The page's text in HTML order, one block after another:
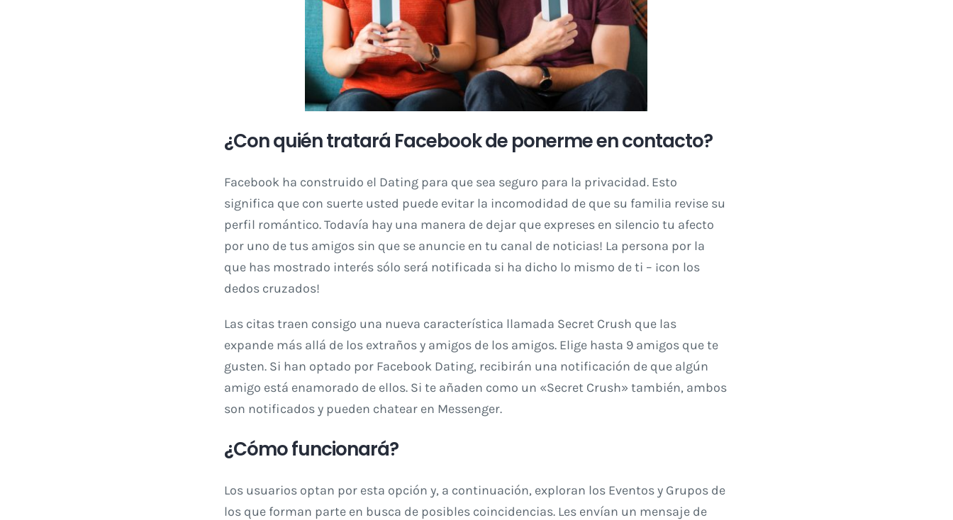
¿Con quién tratará Facebook de ponerme en contacto?
Facebook ha construido el Dating para que sea seguro para la privacidad. Esto
significa que con suerte usted puede evitar la incomodidad de que su familia revise su
perfil romántico. Todavía hay una manera de dejar que expreses en silencio tu afecto
por uno de tus amigos sin que se anuncie en tu canal de noticias! La persona por la
que has mostrado interés sólo será notificada si ha dicho lo mismo de ti – ¡con los
dedos cruzados!
Las citas traen consigo una nueva característica llamada Secret Crush que las
expande más allá de los extraños y amigos de los amigos. Elige hasta 9 amigos que te
gusten. Si han optado por Facebook Dating, recibirán una notificación de que algún
amigo está enamorado de ellos. Si te añaden como un «Secret Crush» también, ambos
son notificados y pueden chatear en Messenger.
¿Cómo funcionará?
Los usuarios optan por esta opción y, a continuación, exploran los Eventos y Grupos de
los que forman parte en busca de posibles coincidencias. Les envían un mensaje de